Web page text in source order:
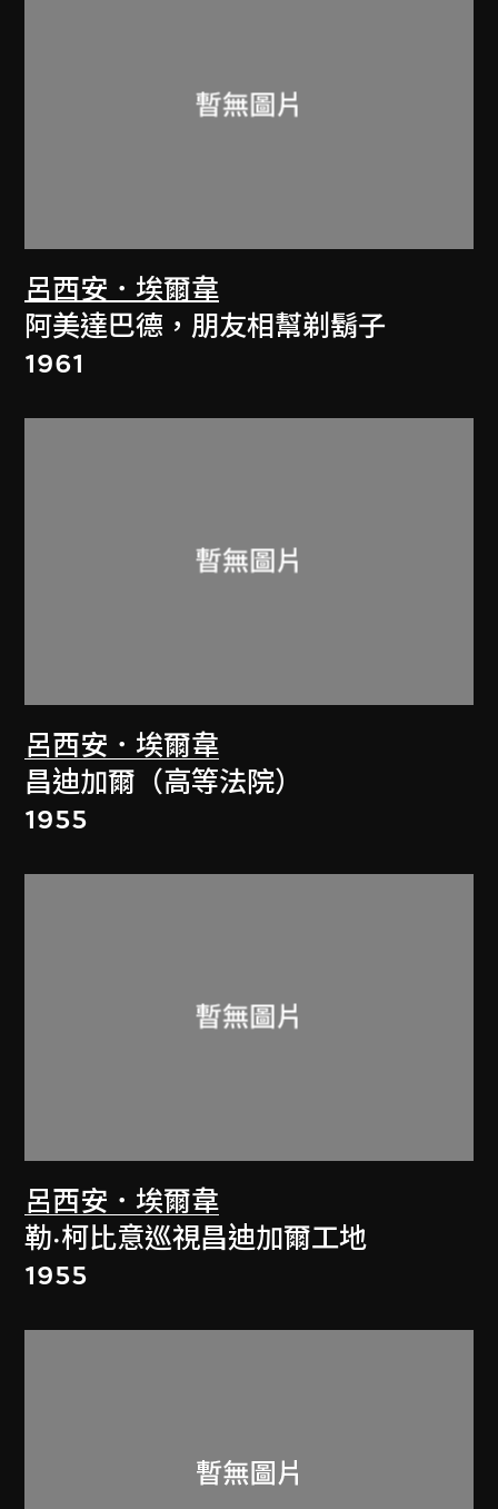
呂西安．埃爾韋
阿美達巴德，朋友相幫剃鬍子
1961
呂西安．埃爾韋
昌迪加爾（高等法院）
1955
呂西安．埃爾韋
勒·柯比意巡視昌迪加爾工地
1955